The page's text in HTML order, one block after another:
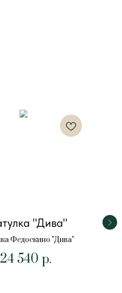
"Дива"
Федоскино "Дива"
540 р.